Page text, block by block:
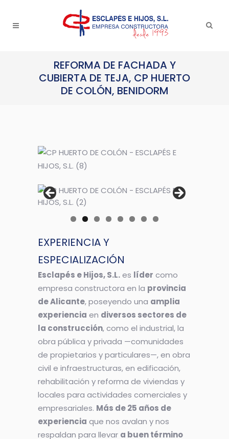
REFORMA DE FACHADA Y
CUBIERTA DE TEJA, CP HUERTO
DE COLÓN, BENIDORM
EXPERIENCIA Y
ESPECIALIZACIÓN
Esclapés e Hijos, S.L.es líder como
empresa constructora en la provincia
de Alicante, poseyendo una amplia
experiencia en diversos sectores de
la construcción, como el industrial, la
obra pública y privada —comunidades
de propietarios y particulares—, en obra
civil e infraestructuras, en edificación,
rehabilitación y reforma de viviendas y
locales para actividades comerciales y
empresariales. Más de 25 años de
experiencia que nos avalan y nos
respaldan para llevar a buen término